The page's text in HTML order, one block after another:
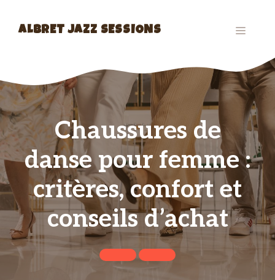
contenuALBRET JAZZ SESSIONS MENU
Chaussures de
danse pour femme :
critères, confort et
conseils d’achat